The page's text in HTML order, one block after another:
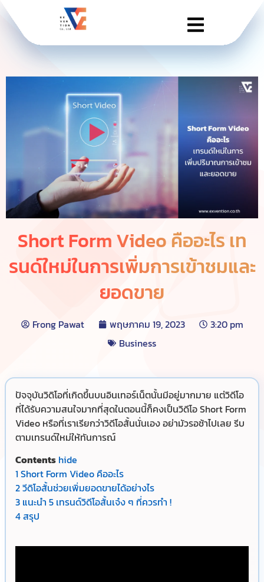
Short Form Video คืออะไร เท
รนด์ใหม่ในการเพิ่มการเข้าชมและ
ยอดขาย
Frong Pawat พฤษภาคม 19, 2023
3:20 pm
Business
ปัจจุบันวิดิโอที่เกิดขึ้นบนอินเทอร์เน็ตนั้นมีอยู่มากมาย แต่วิดีโอ
ที่ได้รับความสนใจมากที่สุดในตอนนี้ก็คงเป็นวิดีโอ Short Form
Video หรือที่เราเรียกว่าวิดีโอสั้นนั่นเอง อย่ามัวรอช้าไปเลย รีบ
ตามเทรนด์ใหม่ให้ทันการณ์
Contents hide
1 Short Form Video คืออะไร
2วีดิโอสั้นช่วยเพิ่มยอดขายได้อย่างไร
3 แนะนำ 5 เทรนด์วิดีโอสั้นเจ๋ง ๆ ที่ควรทำ !
4สรุป